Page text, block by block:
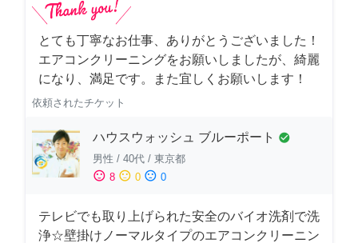
とても丁寧なお仕事、ありがとうございました！
エアコンクリーニングをお願いしましたが、綺麗
になり、満足です。また宜しくお願いします！
依頼されたチケット
ハウスウォッシュ ブルーポート check_circle
男性 / 40代 / 東京都
sentiment_satisfied 8 sentiment_neutral 0 sentiment_dissatisfied 0
テレビでも取り上げられた安全のバイオ洗剤で洗
浄☆壁掛けノーマルタイプのエアコンクリーニン